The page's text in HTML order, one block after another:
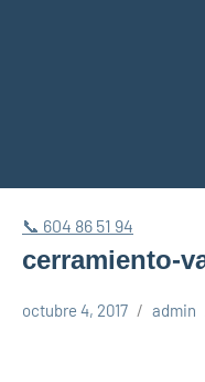
📞 604 86 51 94
cerramiento-
octubre 4, 2017 admin